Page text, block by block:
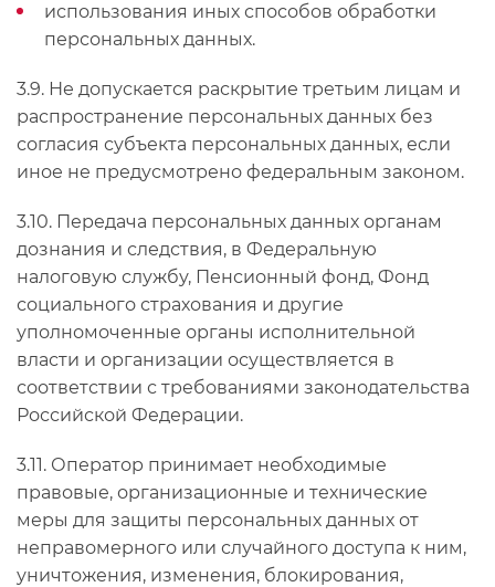
использования иных способов обработки
персональных данных.
3.9. Не допускается раскрытие третьим лицам и
распространение персональных данных без
согласия субъекта персональных данных, если
иное не предусмотрено федеральным законом.
3.10. Передача персональных данных органам
дознания и следствия, в Федеральную
налоговую службу, Пенсионный фонд, Фонд
социального страхования и другие
уполномоченные органы исполнительной
власти и организации осуществляется в
соответствии с требованиями законодательства
Российской Федерации.
3.11. Оператор принимает необходимые
правовые, организационные и технические
меры для защиты персональных данных от
неправомерного или случайного доступа к ним,
уничтожения, изменения, блокирования,